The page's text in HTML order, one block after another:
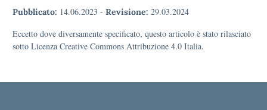
Pubblicato: 14.06.2023 - Revisione: 29.03.2024
Eccetto dove diversamente specificato, questo articolo è stato rilasciato
sotto Licenza Creative Commons Attribuzione 4.0 Italia.